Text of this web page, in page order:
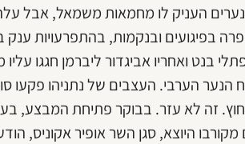
העניק לו מחמאות משמאל, אבל עלה
בפיגועים ובנקמות, בהתפרעויות
ואחריו אביגדור ליברמן חגגו עליו
הנער הערבי. העצבים של נתניהו פקעו
זה לא עזר. בבוקר פתיחת המבצע,
היוצא, סגן השר אופיר אקוניס,